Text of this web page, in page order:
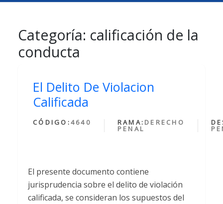
Categoría: calificación de la
conducta
El Delito De Violacion
Calificada
CÓDIGO:4640 RAMA: DERECHO
PENAL
El presente documento contiene
jurisprudencia sobre el delito de violación
calificada, se consideran los supuestos del